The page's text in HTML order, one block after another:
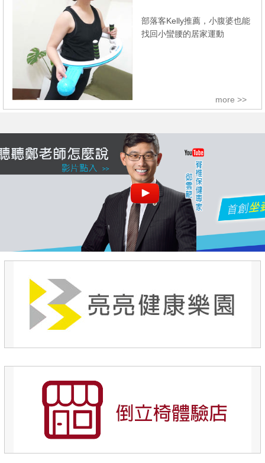
部落客Kelly推薦，小腹婆也能
找回小蠻腰的居家運動
more >>